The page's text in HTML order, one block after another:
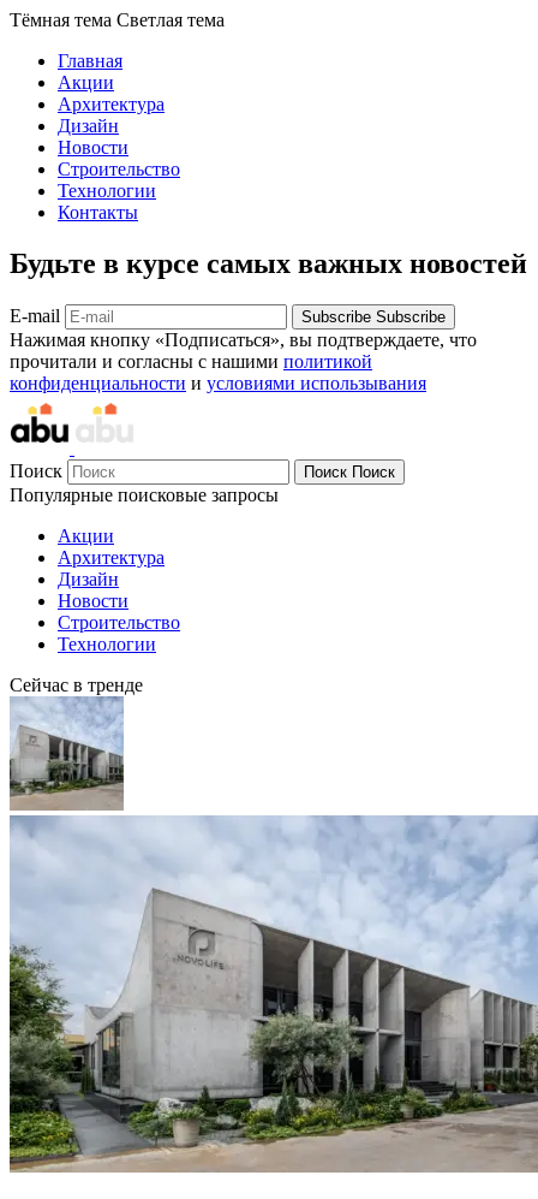
Тёмная тема Светлая тема
Главная
Акции
Архитектура
Дизайн
Новости
Строительство
Технологии
Контакты
Будьте в курсе самых важных новостей
E-mail Subscribe Subscribe
Нажимая кнопку «Подписаться», вы подтверждаете, что
прочитали и согласны с нашими политикой
конфиденциальности и условиями использывания
Поиск Поиск Поиск
Популярные поисковые запросы
Акции
Архитектура
Дизайн
Новости
Строительство
Технологии
Сейчас в тренде